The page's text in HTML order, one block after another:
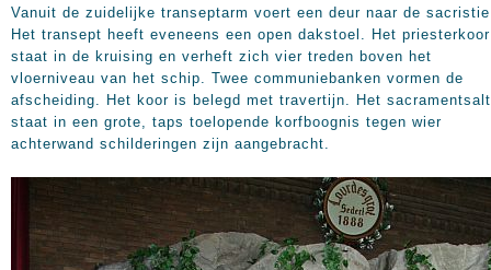
Vanuit de zuidelijke transeptarm voert een deur naar de
Het transept heeft eveneens een open dakstoel. Het priesterkoor
staat in de kruising en verheft zich vier treden boven het
vloerniveau van het schip. Twee communiebanken vormen de
afscheiding. Het koor is belegd met travertijn. Het
staat in een grote, taps toelopende korfboognis tegen wier
achterwand schilderingen zijn aangebracht.